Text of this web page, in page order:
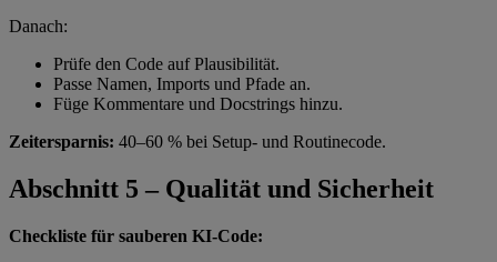
Danach:
Prüfe den Code auf Plausibilität.
Passe Namen, Imports und Pfade an.
Füge Kommentare und Docstrings hinzu.
Zeitersparnis: 40–60 % bei Setup- und Routinecode.
Abschnitt 5 – Qualität und Sicherheit
Checkliste für sauberen KI-Code: